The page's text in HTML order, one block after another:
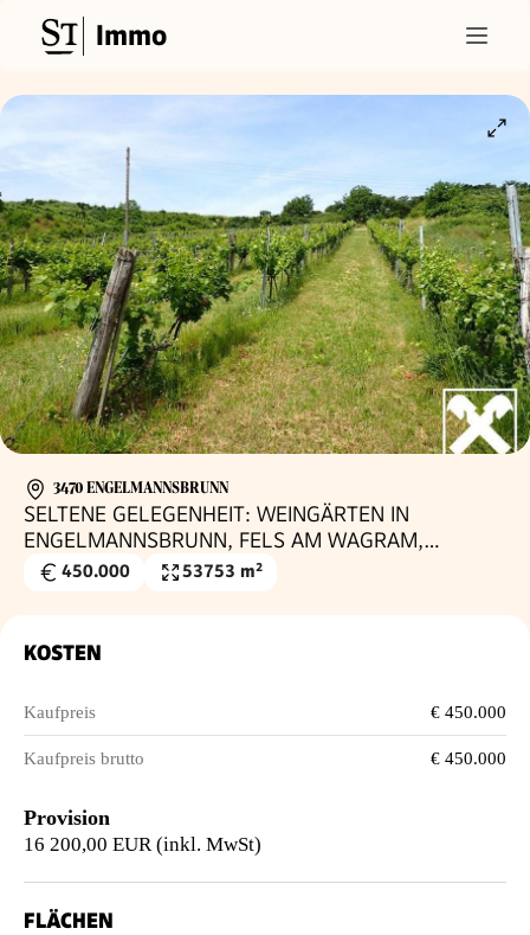
Immo
3470 ENGELMANNSBRUNN
SELTENE GELEGENHEIT: WEINGÄRTEN IN
ENGELMANNSBRUNN, FELS AM WAGRAM,
RUPPERSTHAL UND THÜRNTHAL - WEINGARTEN,
Kaufpreis
450.000
Grundfläche
53753 m²
KOSTEN
Kaufpreis € 450.000
Kaufpreis brutto € 450.000
Provision
16 200,00 EUR (inkl. MwSt)
FLÄCHEN